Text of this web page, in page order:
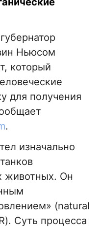
Ньюсом
который
для получения
.
изначально
животных. Он
(natural
Суть процесса